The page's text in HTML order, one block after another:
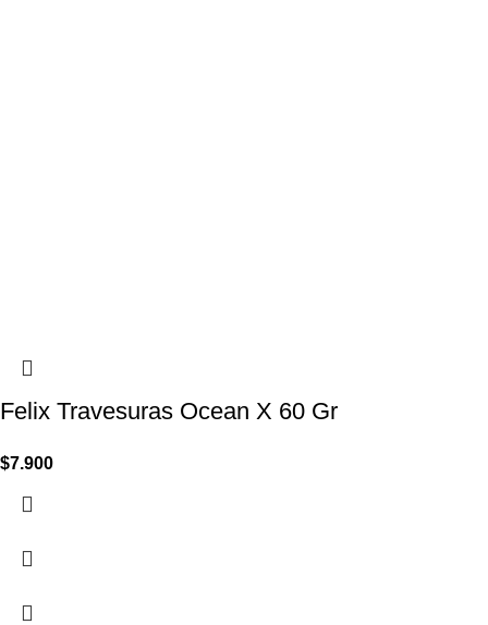
Felix Travesuras Ocean X 60 Gr
$7.900